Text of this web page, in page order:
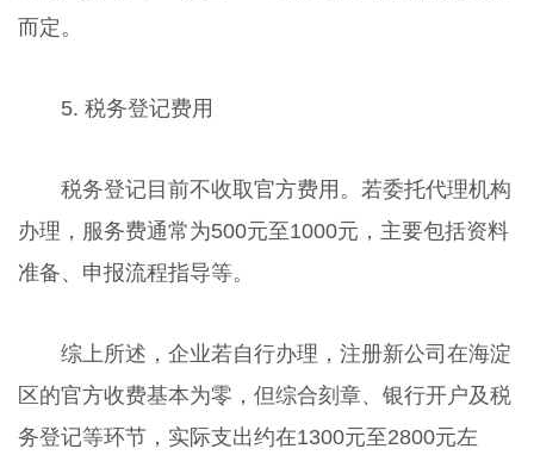
而定。
5. 税务登记费用
税务登记目前不收取官方费用。若委托代理机构
办理，服务费通常为500元至1000元，主要包括资料
准备、申报流程指导等。
综上所述，企业若自行办理，注册新公司在海淀
区的官方收费基本为零，但综合刻章、银行开户及税
务登记等环节，实际支出约在1300元至2800元左